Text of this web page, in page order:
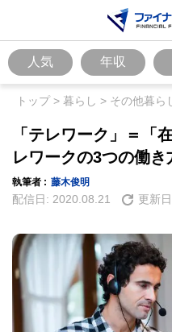
人気 年収
トップ> 暮らし > その他暮らし
「テレワーク」＝「
レワークの3つの働
執筆者 : 藤木俊明
配信日: 2020.08.21 更新